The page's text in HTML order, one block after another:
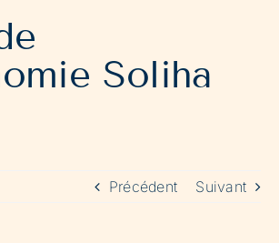
Soliha
Précédent Suivant